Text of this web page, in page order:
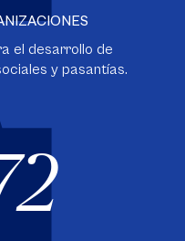
el desarrollo de
y pasantías.